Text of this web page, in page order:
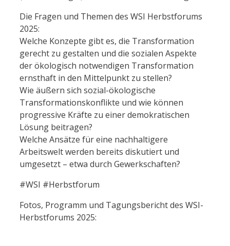
Die Fragen und Themen des WSI Herbstforums
2025:
Welche Konzepte gibt es, die Transformation
gerecht zu gestalten und die sozialen Aspekte
der ökologisch notwendigen Transformation
ernsthaft in den Mittelpunkt zu stellen?
Wie äußern sich sozial-ökologische
Transformationskonflikte und wie können
progressive Kräfte zu einer demokratischen
Lösung beitragen?
Welche Ansätze für eine nachhaltigere
Arbeitswelt werden bereits diskutiert und
umgesetzt – etwa durch Gewerkschaften?
#WSI #Herbstforum
Fotos, Programm und Tagungsbericht des WSI-
Herbstforums 2025: